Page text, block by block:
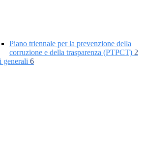
Piano triennale per la prevenzione della
corruzione e della trasparenza (PTPCT) 2
generali 6